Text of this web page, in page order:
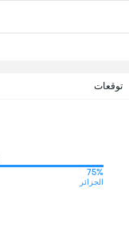
توقعات
75%
الجزائر